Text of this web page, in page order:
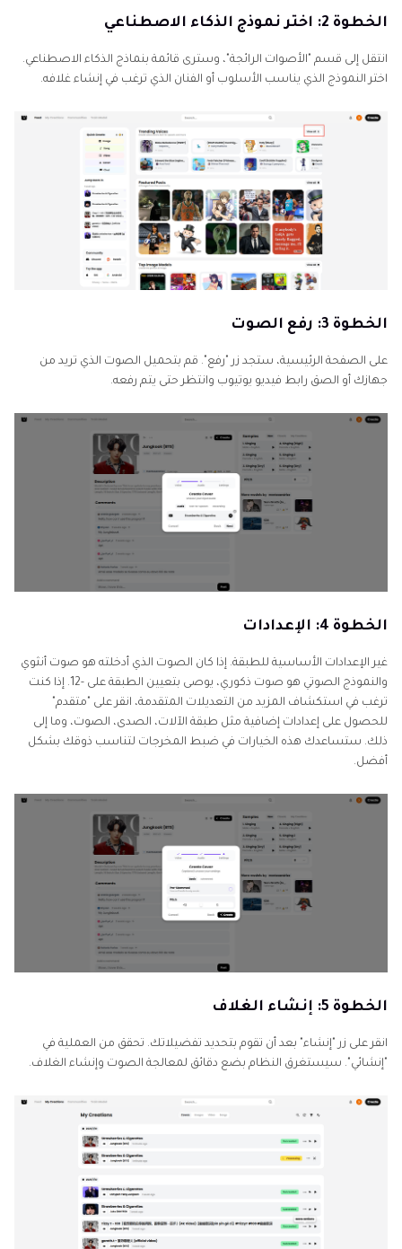
الخطوة 2: اختر نموذج الذكاء الاصطناعي
انتقل إلى قسم "الأصوات الرائجة"، وسترى قائمة بنماذج الذكاء الاصطناعي.
اختر النموذج الذي يناسب الأسلوب أو الفنان الذي ترغب في إنشاء غلافه.
الخطوة 3: رفع الصوت
على الصفحة الرئيسية، ستجد زر "رفع". قم بتحميل الصوت الذي تريد من
جهازك أو الصق رابط فيديو يوتيوب وانتظر حتى يتم رفعه.
الخطوة 4: الإعدادات
غير الإعدادات الأساسية للطبقة. إذا كان الصوت الذي أدخلته هو صوت أنثوي
والنموذج الصوتي هو صوت ذكوري، يوصى بتعيين الطبقة على -12. إذا كنت
ترغب في استكشاف المزيد من التعديلات المتقدمة، انقر على "متقدم"
للحصول على إعدادات إضافية مثل طبقة الآلات، الصدى، الصوت، وما إلى
ذلك. ستساعدك هذه الخيارات في ضبط المخرجات لتناسب ذوقك بشكل
أفضل.
الخطوة 5: إنشاء الغلاف
انقر على زر "إنشاء" بعد أن تقوم بتحديد تفضيلاتك. تحقق من العملية في
"إنشائي". سيستغرق النظام بضع دقائق لمعالجة الصوت وإنشاء الغلاف.